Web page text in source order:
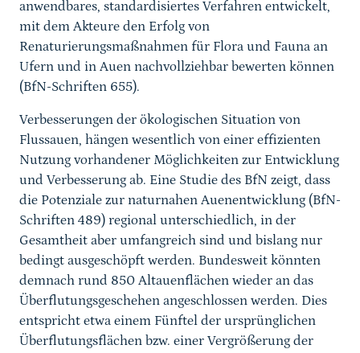
anwendbares, standardisiertes Verfahren entwickelt,
mit dem Akteure den Erfolg von
Renaturierungsmaßnahmen für Flora und Fauna an
Ufern und in Auen nachvollziehbar bewerten können
(BfN-Schriften 655).
Verbesserungen der ökologischen Situation von
Flussauen, hängen wesentlich von einer effizienten
Nutzung vorhandener Möglichkeiten zur Entwicklung
und Verbesserung ab. Eine Studie des BfN zeigt, dass
die Potenziale zur naturnahen Auenentwicklung (BfN-
Schriften 489) regional unterschiedlich, in der
Gesamtheit aber umfangreich sind und bislang nur
bedingt ausgeschöpft werden. Bundesweit könnten
demnach rund 850 Altauenflächen wieder an das
Überflutungsgeschehen angeschlossen werden. Dies
entspricht etwa einem Fünftel der ursprünglichen
Überflutungsflächen bzw. einer Vergrößerung der